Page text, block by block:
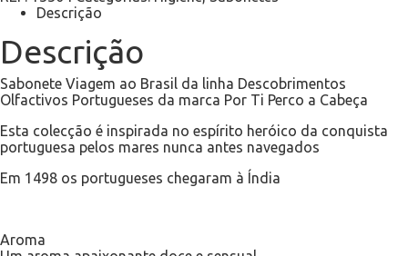
Descrição
Descrição
Sabonete Viagem ao Brasil da linha Descobrimentos
Olfactivos Portugueses da marca Por Ti Perco a Cabeça
Esta colecção é inspirada no espírito heróico da conquista
portuguesa pelos mares nunca antes navegados
Em 1498 os portugueses chegaram à Índia
Aroma